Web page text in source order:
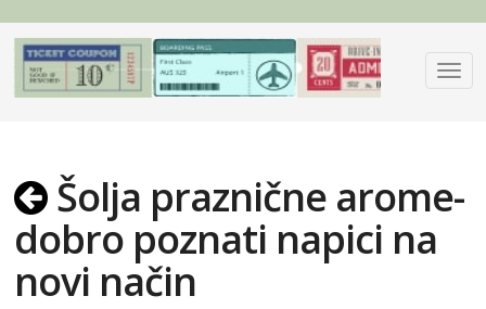
Šolja praznične arome-
dobro poznati napici na
novi način